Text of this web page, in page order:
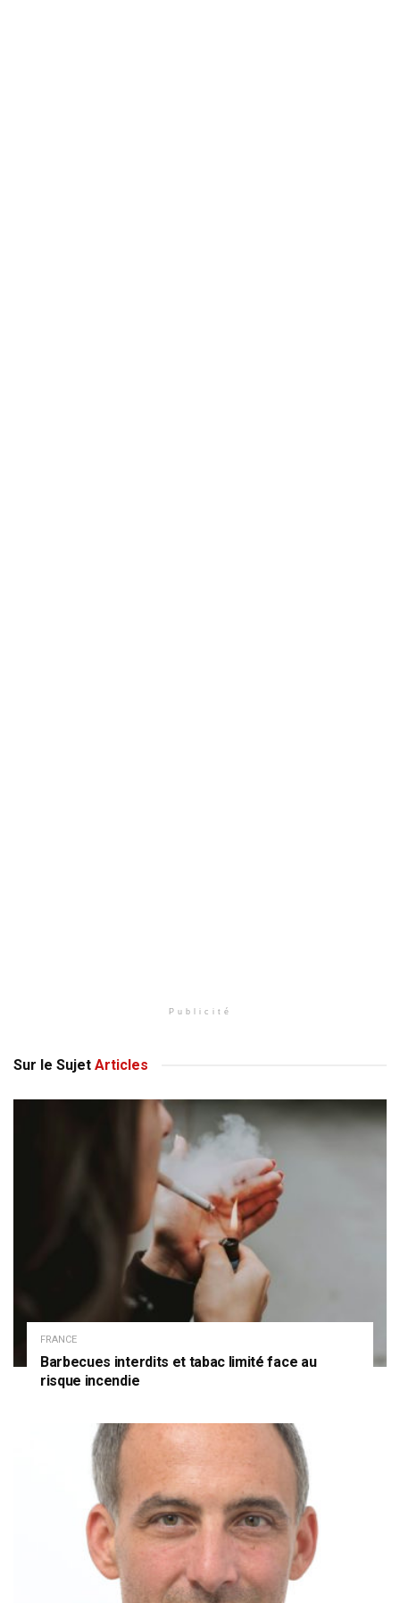
Publicité
Sur le Sujet Articles
FRANCE
Barbecues interdits et tabac limité face au
risque incendie